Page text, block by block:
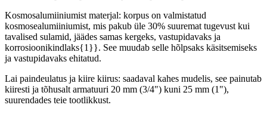
Kosmosalumiiniumist materjal: korpus on valmistatud
kosmosealumiiniumist, mis pakub üle 30% suuremat tugevust kui
tavalised sulamid, jäädes samas kergeks, vastupidavaks ja
korrosioonikindlaks{1}}. See muudab selle hõlpsaks käsitsemiseks
ja vastupidavaks ehitatud.
Lai paindeulatus ja kiire kiirus: saadaval kahes mudelis, see painutab
kiiresti ja tõhusalt armatuuri 20 mm (3/4") kuni 25 mm (1"),
suurendades teie tootlikkust.